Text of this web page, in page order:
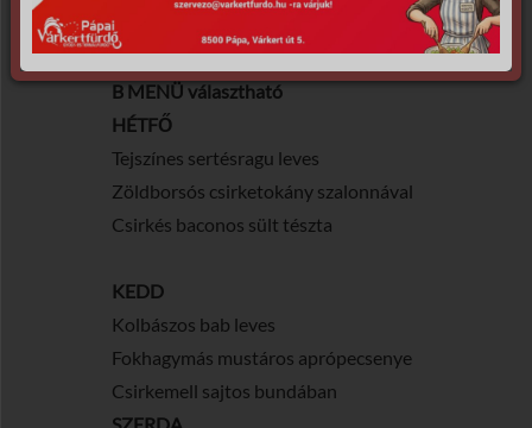
A menü: 1790 Ft
Állandó menü: 1990 Ft
B MENÜ választható
HÉTFŐ
Tejszínes sertésragu leves
Zöldborsós csirketokány szalonnával
Csirkés baconos sült tészta
KEDD
Kolbászos bab leves
Fokhagymás mustáros aprópecsenye
Csirkemell sajtos bundában